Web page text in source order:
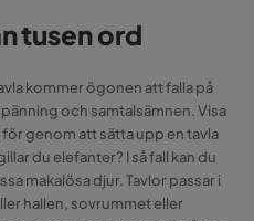
tusen ord
kommer ögonen att falla på
och samtalsämnen. Visa
genom att sätta upp en tavla
du elefanter? I så fall kan du
makalösa djur. Tavlor passar i
hallen, sovrummet eller